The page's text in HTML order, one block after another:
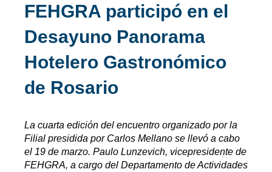
FEHGRA participó en el
Desayuno Panorama
Hotelero Gastronómico
de Rosario
La cuarta edición del encuentro organizado por la
Filial presidida por Carlos Mellano se llevó a cabo
el 19 de marzo. Paulo Lunzevich, vicepresidente de
FEHGRA, a cargo del Departamento de Actividades